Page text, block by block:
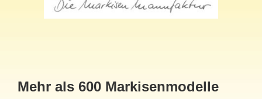
Mehr als 600 Markisenmodelle